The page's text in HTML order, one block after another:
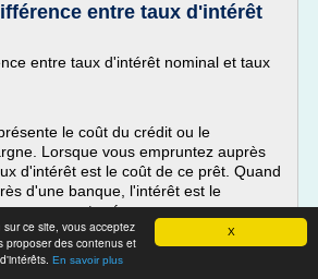
X
ce site, vous acceptez
proposer des contenus et
En savoir plus
entre taux d'intérêt
entre taux d'intérêt nominal et taux
le coût du crédit ou le
Lorsque vous empruntez auprès
d'intérêt est le coût de ce prêt. Quand
d'une banque, l'intérêt est le
procure votre épargne.